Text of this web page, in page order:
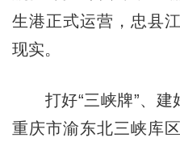
生港正式运营，忠县
现实。
打好“三峡牌”、建
重庆市渝东北三峡库